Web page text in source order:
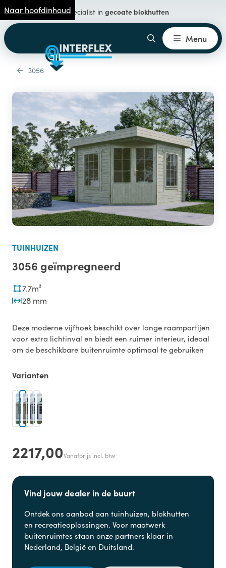
Naar hoofdinhoudSpecialist in gecoate blokhutten
Menu
3056
TUINHUIZEN
3056 geïmpregneerd
7.7m²
28 mm
Deze moderne vijfhoek beschikt over lange raampartijen
voor extra lichtinval en biedt een ruimer interieur, ideaal
om de beschikbare buitenruimte optimaal te gebruiken
Varianten
2217,00Vanafprijs incl. btw
Vind jouw dealer in de buurt
Ontdek ons aanbod aan tuinhuizen, blokhutten
en recreatieoplossingen. Voor maatwerk
buitenruimtes staan onze partners klaar in
Nederland, België en Duitsland.